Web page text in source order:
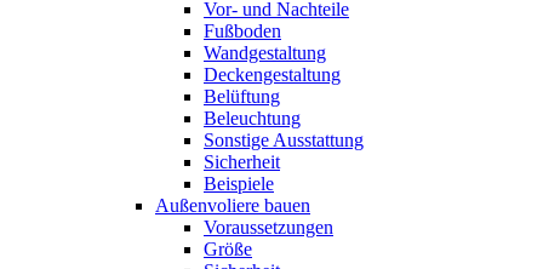
Vor- und Nachteile
Fußboden
Wandgestaltung
Deckengestaltung
Belüftung
Beleuchtung
Sonstige Ausstattung
Sicherheit
Beispiele
Außenvoliere bauen
Voraussetzungen
Größe